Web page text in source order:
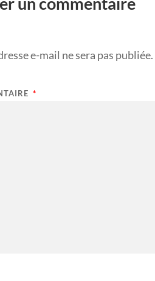
e-mail ne sera pas publiée.
*